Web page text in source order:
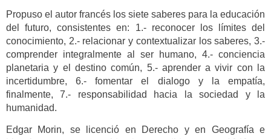
Propuso el autor francés los siete saberes para la educación
del futuro, consistentes en: 1.- reconocer los límites del
conocimiento, 2.- relacionar y contextualizar los saberes, 3.-
comprender integralmente al ser humano, 4.- conciencia
planetaria y el destino común, 5.- aprender a vivir con la
incertidumbre, 6.- fomentar el dialogo y la empatía,
finalmente, 7.- responsabilidad hacia la sociedad y la
humanidad.
Edgar Morin, se licenció en Derecho y en Geografía e